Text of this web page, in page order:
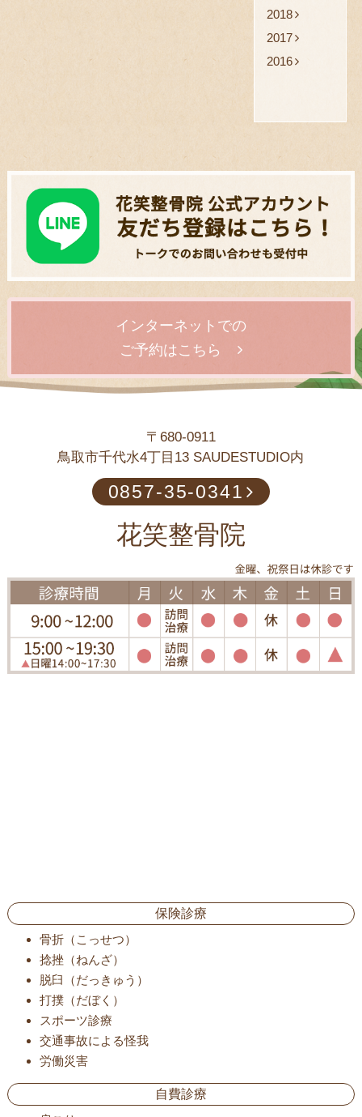
2018
2017
2016
インターネットでの
ご予約はこちら
〒680-0911
鳥取市千代水4丁目13 SAUDESTUDIO内
0857-35-0341
花笑整骨院
保険診療
骨折（こっせつ）
捻挫（ねんざ）
脱臼（だっきゅう）
打撲（だぼく）
スポーツ診療
交通事故による怪我
労働災害
自費診療